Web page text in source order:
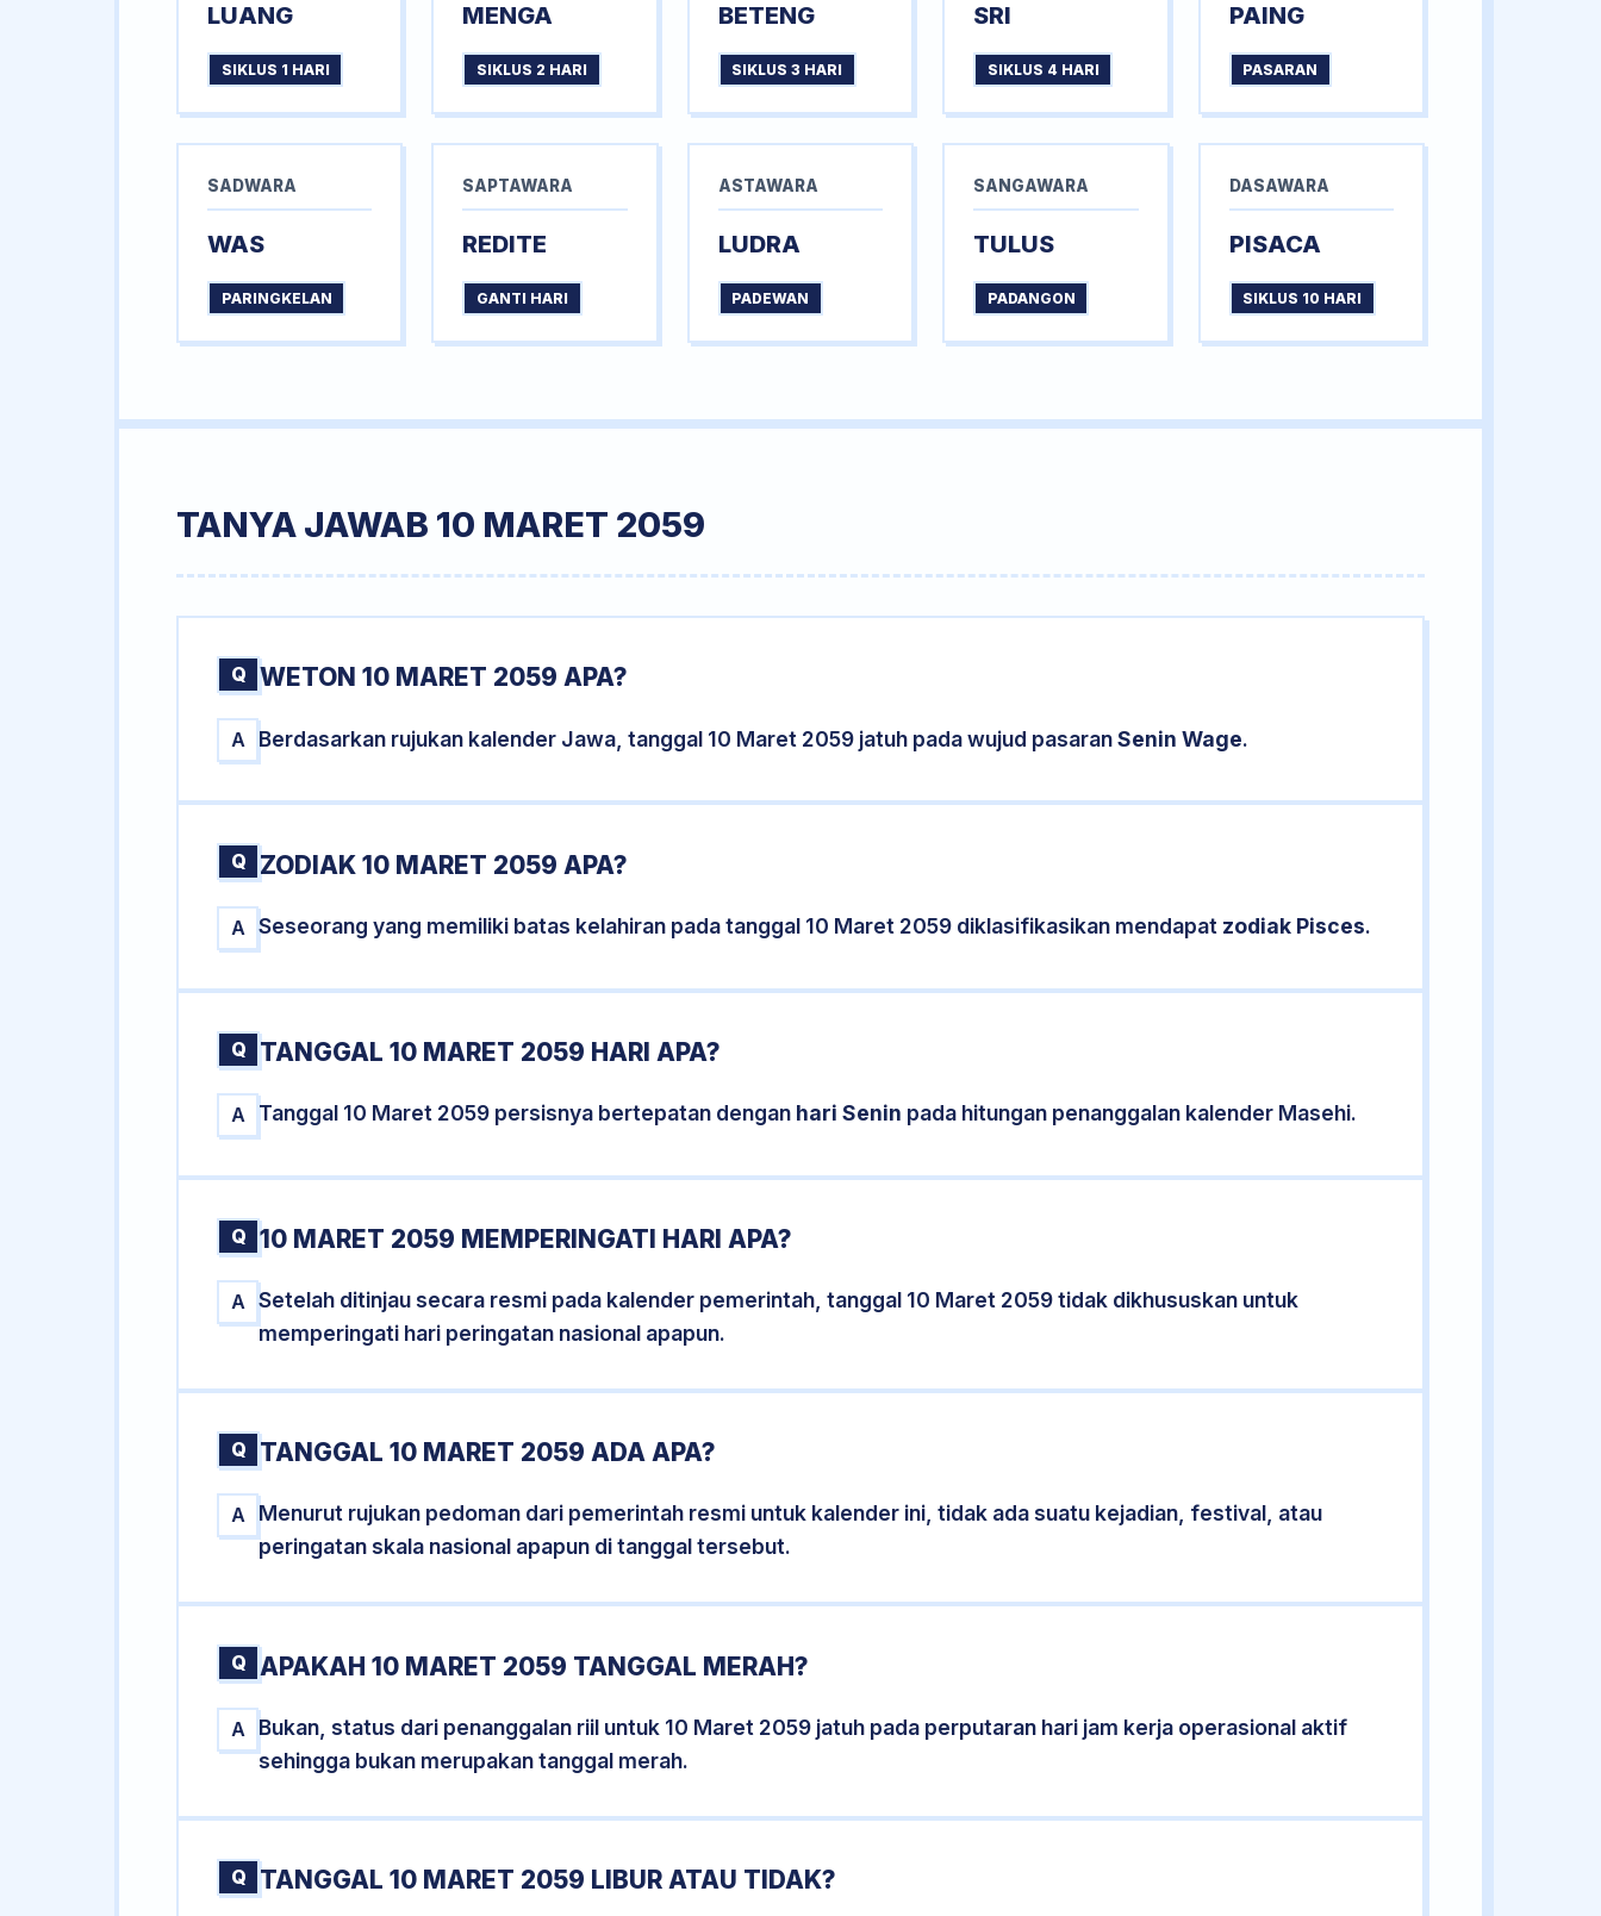
LUANG
SIKLUS 1 HARI
MENGA
SIKLUS 2 HARI
BETENG
SIKLUS 3 HARI
SRI
SIKLUS 4 HARI
PAING
PASARAN
SADWARA
WAS
PARINGKELAN
SAPTAWARA
REDITE
GANTI HARI
ASTAWARA
LUDRA
PADEWAN
SANGAWARA
TULUS
PADANGON
DASAWARA
PISACA
SIKLUS 10 HARI
TANYA JAWAB 10 MARET 2059
Q WETON 10 MARET 2059 APA?
A Berdasarkan rujukan kalender Jawa, tanggal 10 Maret 2059 jatuh pada wujud pasaranSenin Wage.
Q ZODIAK 10 MARET 2059 APA?
A Seseorang yang memiliki batas kelahiran pada tanggal 10 Maret 2059 diklasifikasikan mendapat zodiak Pisces.
Q TANGGAL 10 MARET 2059 HARI APA?
A Tanggal 10 Maret 2059 persisnya bertepatan dengan hari Senin pada hitungan penanggalan kalender Masehi.
Q 10 MARET 2059 MEMPERINGATI HARI APA?
A
Setelah ditinjau secara resmi pada kalender pemerintah, tanggal 10 Maret 2059 tidak dikhususkan untuk
memperingati hari peringatan nasional apapun.
Q TANGGAL 10 MARET 2059 ADA APA?
A
Menurut rujukan pedoman dari pemerintah resmi untuk kalender ini, tidak ada suatu kejadian, festival, atau
peringatan skala nasional apapun di tanggal tersebut.
Q APAKAH 10 MARET 2059 TANGGAL MERAH?
A
Bukan, status dari penanggalan riil untuk 10 Maret 2059 jatuh pada perputaran hari jam kerja operasional aktif
sehingga bukan merupakan tanggal merah.
Q TANGGAL 10 MARET 2059 LIBUR ATAU TIDAK?